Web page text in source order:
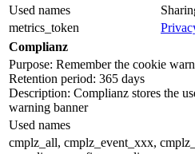
Used names
metrics_token
Complianz
Purpose: Remember the cookie
Retention period: 365 days
Description: Complianz stores the
warning banner
Used names
cmplz_all, cmplz_event_xxx,